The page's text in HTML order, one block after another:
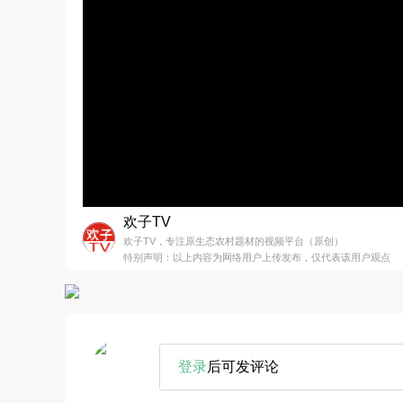
欢子TV
欢子TV，专注原生态农村题材的视频平台（原创）
特别声明：以上内容为网络用户上传发布，仅代表该用户观点
登录后可发评论